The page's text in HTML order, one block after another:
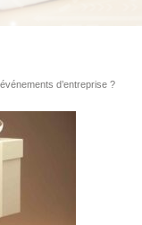
d’entreprise ?